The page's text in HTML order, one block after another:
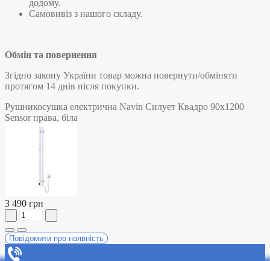
додому.
Самовивіз з нашого складу.
Обмін та повернення
Згідно закону України товар можна повернути/обміняти
протягом 14 днів після покупки.
Рушникосушка електрична Navin Силует Квадро 90х1200
Sensor права, біла
3 490 грн
Повідомити про наявність